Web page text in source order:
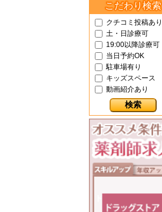
こだわり検索
クチコミ投稿あり
土・日診療可
19:00以降診療可
当日予約OK
駐車場有り
キッズスペース
動画紹介あり